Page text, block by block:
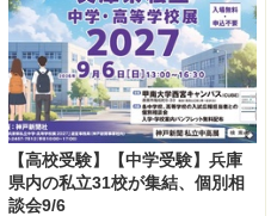
【高校受験】【中学受験】兵庫
県内の私立31校が集結、個別相
談会9/6